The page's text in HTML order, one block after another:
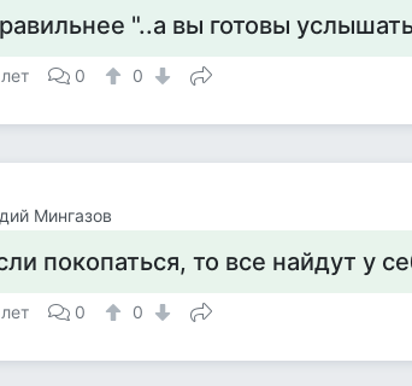
"..а вы готовы
0 0
Мингазов
покопаться, то все найдут у
0 0